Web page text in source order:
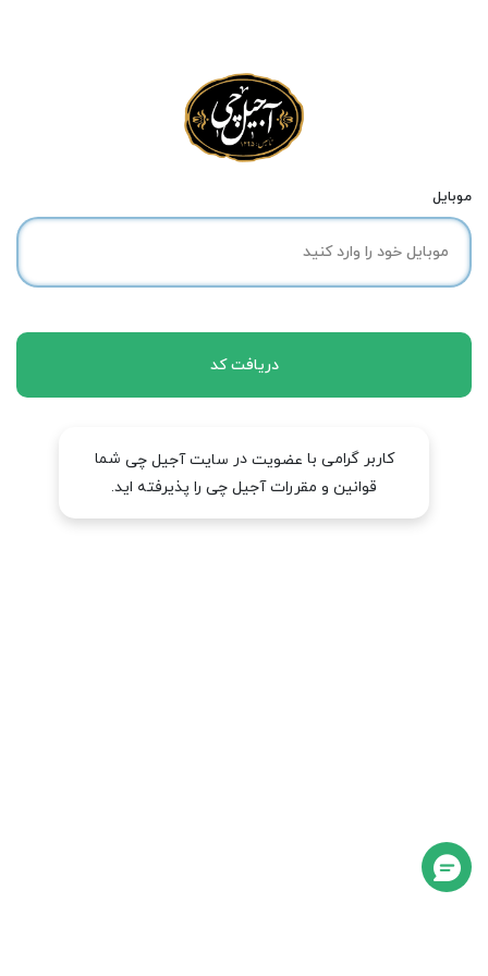
موبایل
دریافت کد
کاربر گرامی با عضویت در سایت آجیل چی شما
قوانین و مقررات آجیل چی را پذیرفته اید.